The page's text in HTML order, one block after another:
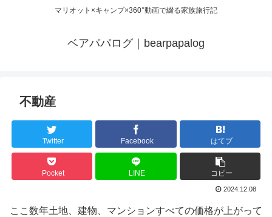
マリオット×キャンプ×360°動画で綴る家族旅行記
ベアパパログ｜bearpapalog
不動産
Twitter Facebook はてブ
Pocket LINE コピー
2024.12.08
ここ数年土地、建物、マンションすべての価格が上がって